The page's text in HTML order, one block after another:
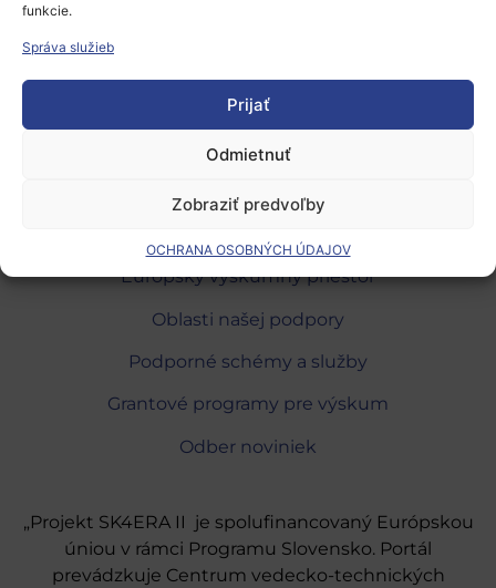
funkcie.
Správa služieb
Prijať
Odmietnuť
Zobraziť predvoľby
OCHRANA OSOBNÝCH ÚDAJOV
Pridaj komentár
Prepáčte, ale pred zanechaním komentára sa musíte
Európsky výskumný priestor
Oblasti našej podpory
Podporné schémy a služby
Grantové programy pre výskum
Odber noviniek
„Projekt SK4ERA II je spolufinancovaný Európskou
úniou v rámci Programu Slovensko. Portál
prevádzkuje Centrum vedecko-technických